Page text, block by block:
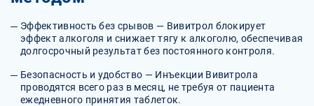
Эффективность без срывов — Вивитрол блокирует
эффект алкоголя и снижает тягу к алкоголю, обеспечивая
долгосрочный результат без постоянного контроля.
Безопасность и удобство — Инъекции Вивитрола
проводятся всего раз в месяц, не требуя от пациента
ежедневного принятия таблеток.